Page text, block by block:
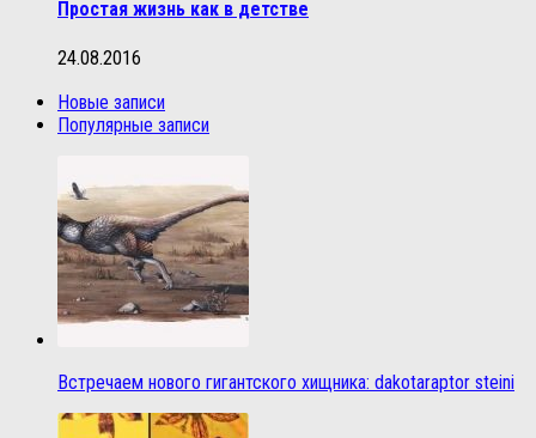
Простая жизнь как в детстве
24.08.2016
Новые записи
Популярные записи
Встречаем нового гигантского хищника: dakotaraptor steini